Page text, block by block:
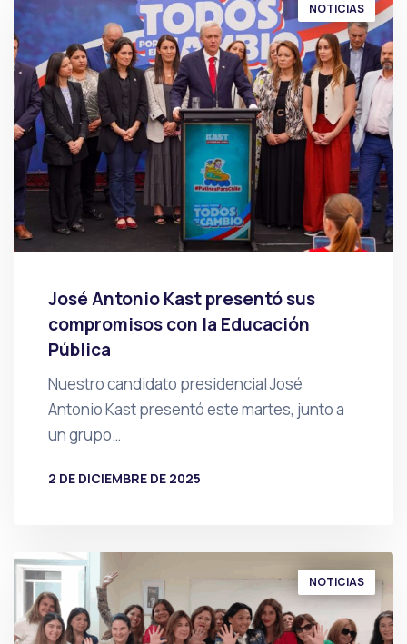
NOTICIAS
José Antonio Kast presentó sus
compromisos con la Educación
Pública
Nuestro candidato presidencial José
Antonio Kast presentó este martes, junto a
un grupo…
2 DE DICIEMBRE DE 2025
NOTICIAS